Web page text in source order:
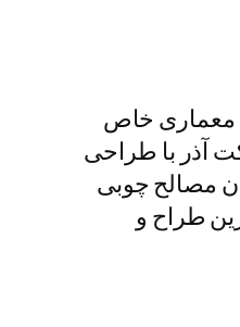
معماری خاص
آذر با طراحی
مصالح چوبی
طراح و